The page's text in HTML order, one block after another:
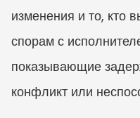
изменения и то, кто
спорам с
показывающие
конфликт или